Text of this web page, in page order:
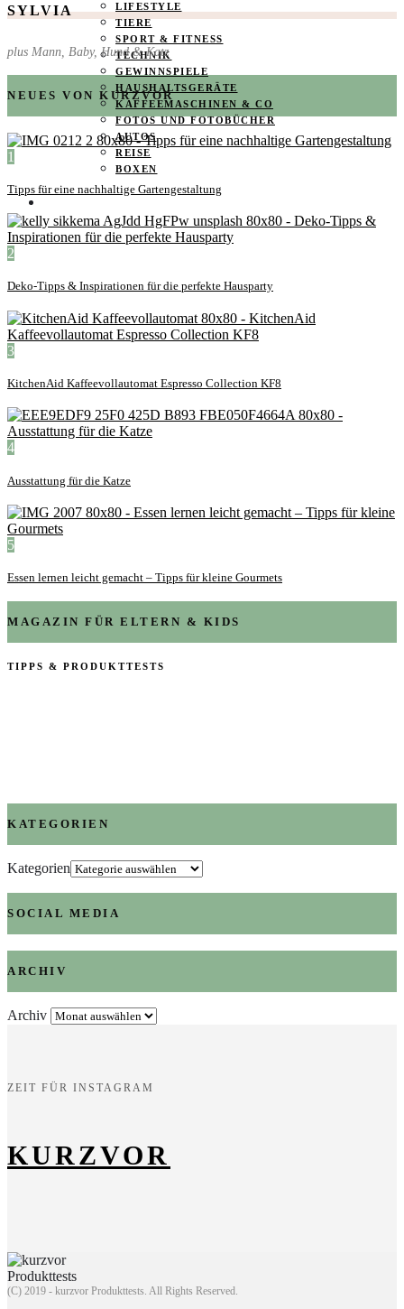
LIFESTYLE
TIERE
SPORT & FITNESS
TECHNIK
GEWINNSPIELE
HAUSHALTSGERÄTE
KAFFEEMASCHINEN & CO
FOTOS UND FOTOBÜCHER
AUTOS
REISE
BOXEN
SYLVIA
plus Mann, Baby, Hund & Katz
NEUES VON KURZVOR
1
Tipps für eine nachhaltige Gartengestaltung
2
Deko-Tipps & Inspirationen für die perfekte Hausparty
3
KitchenAid Kaffeevollautomat Espresso Collection KF8
4
Ausstattung für die Katze
5
Essen lernen leicht gemacht – Tipps für kleine Gourmets
MAGAZIN FÜR ELTERN & KIDS
TIPPS & PRODUKTTESTS
KATEGORIEN
Kategorien
SOCIAL MEDIA
ARCHIV
Archiv
ZEIT FÜR INSTAGRAM
KURZVOR
(C) 2019 - kurzvor Produkttests. All Rights Reserved.